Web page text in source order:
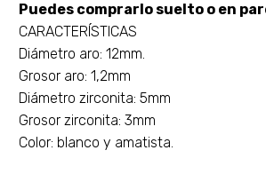
Puedes comprarlo suelto o en
CARACTERÍSTICAS
Diámetro aro: 12mm.
Grosor aro: 1,2mm
Diámetro zirconita: 5mm
Grosor zirconita: 3mm
Color: blanco y amatista.